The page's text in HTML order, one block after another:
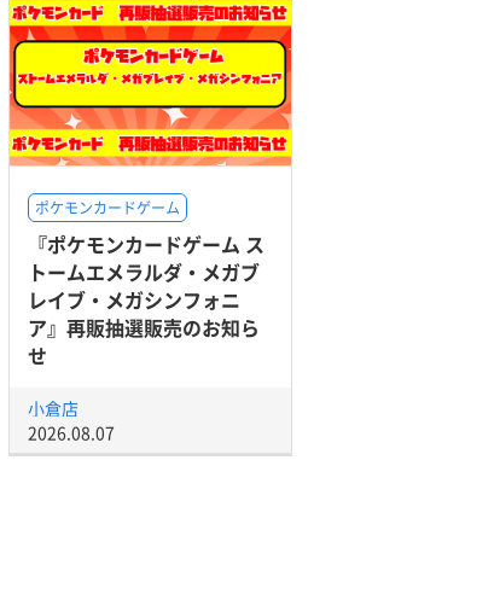
ポケモンカードゲーム
『ポケモンカードゲーム ス
トームエメラルダ・メガブ
レイブ・メガシンフォニ
ア』再販抽選販売のお知ら
せ
小倉店
2026.08.07